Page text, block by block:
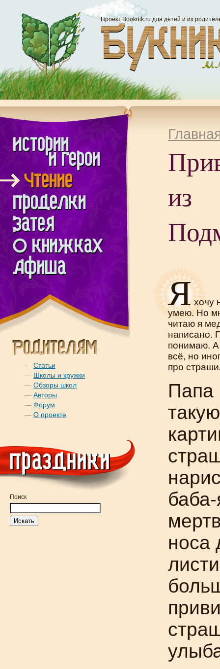
Проект Booknik.ru для детей и их
— Статьи
— Школы и кружки
— Обзоры школ
— Авторы
— Форум
— О проекте
Поиск
из
Яхочу
умею. Но
читаю я
написано.
понимаю. А
всё, но
про
Папа
баба-
носа